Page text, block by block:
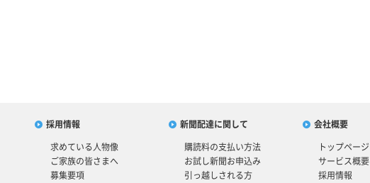
採用情報
求めている人物像
ご家族の皆さまへ
募集要項
新聞配達に関して
購読料の支払い方法
お試し新聞お申込み
引っ越しされる方
会社概要
トップページ
サービス概要
採用情報